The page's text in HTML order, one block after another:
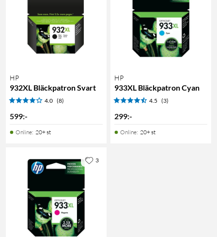
HP
932XL Bläckpatron Svart
4.0 (8)
599:-
Online: 20+ st
HP
933XL Bläckpatron Cyan
4.5 (3)
299:-
Online: 20+ st
3